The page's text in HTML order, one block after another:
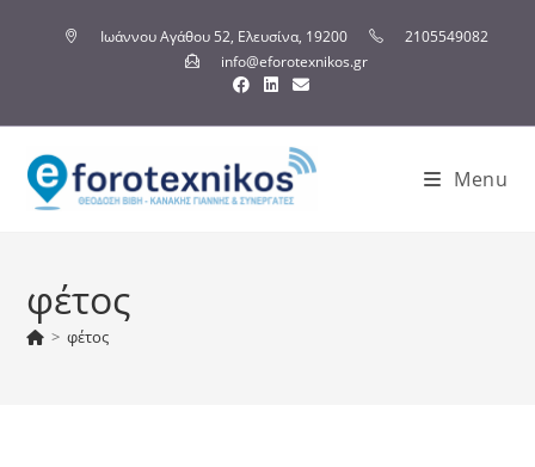
Ιωάννου Αγάθου 52, Ελευσίνα, 19200
2105549082
info@eforotexnikos.gr
Menu
φέτος
> φέτος